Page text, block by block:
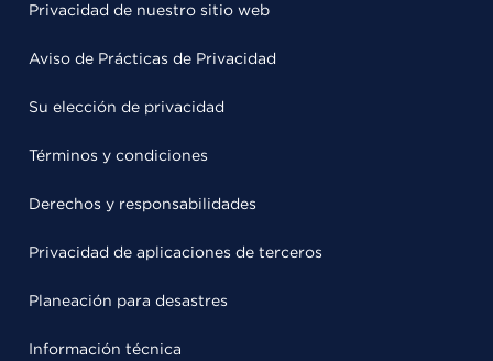
Privacidad de nuestro sitio web
Aviso de Prácticas de Privacidad
Su elección de privacidad
Términos y condiciones
Derechos y responsabilidades
Privacidad de aplicaciones de terceros
Planeación para desastres
Información técnica